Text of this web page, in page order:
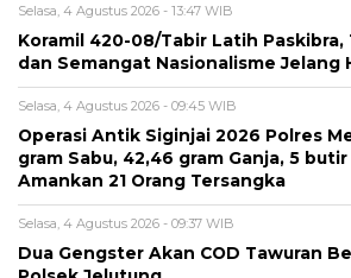
Selasa, 4 Agustus 2026 - 13:47 WIB
Koramil 420-08/Tabir Latih Paskibra,
dan Semangat Nasionalisme Jelang
Selasa, 4 Agustus 2026 - 09:45 WIB
Operasi Antik Siginjai 2026 Polres
gram Sabu, 42,46 gram Ganja, 5
Amankan 21 Orang Tersangka
Selasa, 4 Agustus 2026 - 09:37 WIB
Dua Gengster Akan COD Tawuran